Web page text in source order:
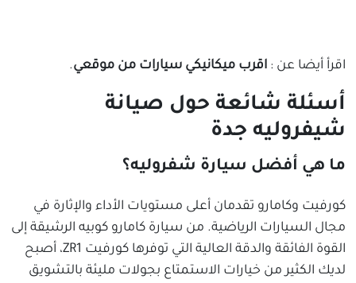
اقرأ أيضا عن :اقرب ميكانيكي سيارات من موقعي.
أسئلة شائعة حول صيانة
شيفروليه جدة
ما هي أفضل سيارة شفروليه؟
كورفيت وكامارو تقدمان أعلى مستويات الأداء والإثارة في
مجال السيارات الرياضية. من سيارة كامارو كوبيه الرشيقة إلى
القوة الفائقة والدقة العالية التي توفرها كورفيت ZR1، أصبح
لديك الكثير من خيارات الاستمتاع بجولات مليئة بالتشويق